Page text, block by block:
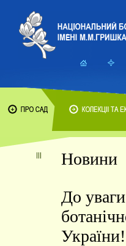
Новини
До
України!